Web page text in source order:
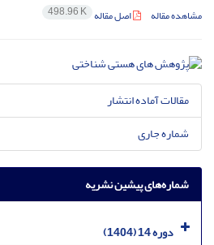
مشاهده مقاله اصل مقاله 498.96 K
مقالات آماده انتشار
شماره جاری
شماره‌های پیشین نشریه
دوره 14 (1404)